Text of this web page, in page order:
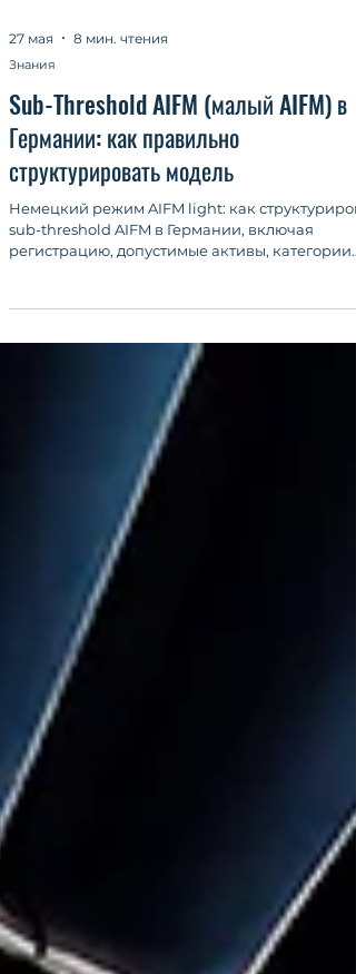
27 мая 8 мин. чтения
Знания
Sub-Threshold AIFM (малый AIFM) в
Германии: как правильно
структурировать модель
Немецкий режим AIFM light: как
регуляторные обязанности.